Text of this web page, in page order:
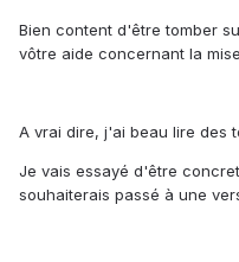
Bien content d'être tomber
vôtre aide concernant la
A vrai dire, j'ai beau lire des
Je vais essayé d'être
souhaiterais passé à une